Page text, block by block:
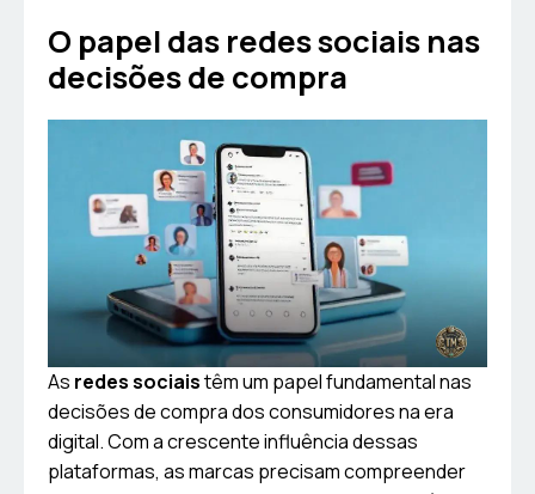
O papel das redes sociais nas
decisões de compra
As redes sociaistêm um papel fundamental nas
decisões de compra dos consumidores na era
digital. Com a crescente influência dessas
plataformas, as marcas precisam compreender